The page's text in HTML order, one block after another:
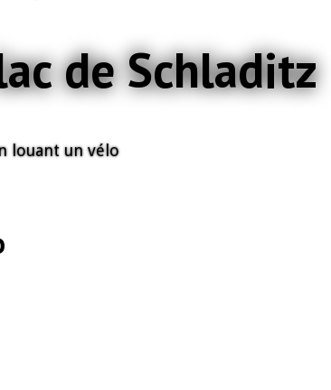
de Schladitz
louant un vélo